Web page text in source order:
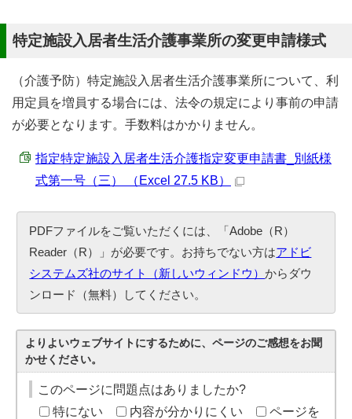
特定施設入居者生活介護事業所の変更申請様式
（介護予防）特定施設入居者生活介護事業所について、利
用定員を増員する場合には、法令の規定により事前の申請
が必要となります。手数料はかかりません。
指定特定施設入居者生活介護指定変更申請書_別紙様
式第一号（三） （Excel 27.5 KB）
PDFファイルをご覧いただくには、「Adobe（R）
Reader（R）」が必要です。お持ちでない方はアドビ
システムズ社のサイト（新しいウィンドウ）からダウ
ンロード（無料）してください。
よりよいウェブサイトにするために、ページのご感想をお聞
かせください。
このページに問題点はありましたか?
特にない
内容が分かりにくい
ページを